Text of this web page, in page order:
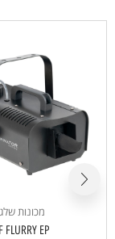
מכונות שלג
FLURRY EP